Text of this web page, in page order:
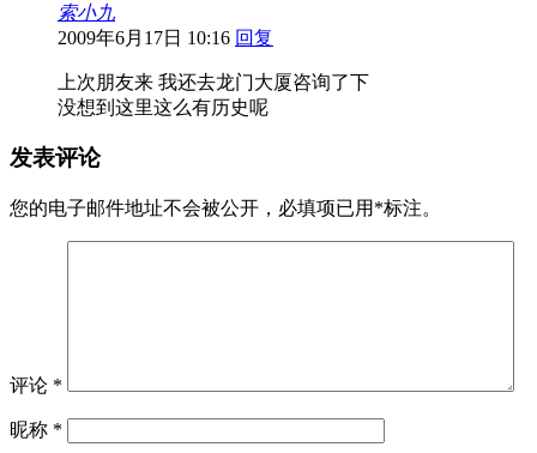
索小九
2009年6月17日 10:16 回复
上次朋友来 我还去龙门大厦咨询了下
没想到这里这么有历史呢
发表评论
您的电子邮件地址不会被公开， 必填项已用 *标注。
评论 *
昵称 *